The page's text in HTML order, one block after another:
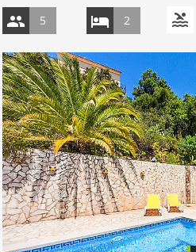
5 2